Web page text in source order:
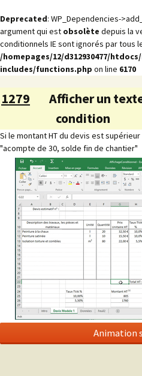
Deprecated: WP_Dependencies-
argument qui est obsolète depuis la
conditionnels IE sont ignorés par tous
/homepages/12/d312930477/
includes/functions.php on line 6170
rusez.com
au
contenu
1279
Afficher un
condition
Si le montant HT du devis est
"acompte de 30, solde fin de chantier"